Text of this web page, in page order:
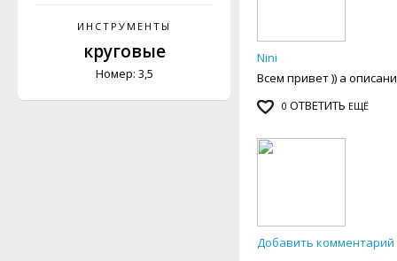
ИНСТРУМЕНТЫ
круговые
Номер: 3,5
Nini
Всем привет )) а
0 ОТВЕТИТЬ ЕЩЁ
Добавить комментарий